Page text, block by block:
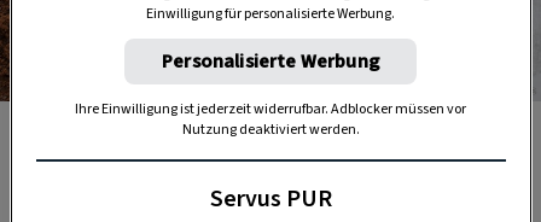
Foto: Mauritius Images
Kaffeepulver hilft gegen Fettgeruch.
DAS KÖNNTE SIE AUCH INTERESSIEREN
Einwilligung für personalisierte Werbung.
Personalisierte Werbung
Ihre Einwilligung ist jederzeit widerrufbar. Adblocker müssen vor
Nutzung deaktiviert werden.
Servus PUR